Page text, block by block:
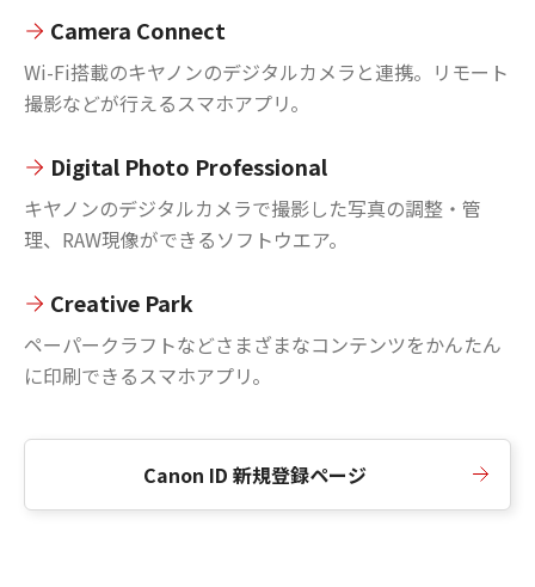
Camera Connect
Wi-Fi搭載のキヤノンのデジタルカメラと連携。リモート
撮影などが行えるスマホアプリ。
Digital Photo Professional
キヤノンのデジタルカメラで撮影した写真の調整・管
理、RAW現像ができるソフトウエア。
Creative Park
ペーパークラフトなどさまざまなコンテンツをかんたん
に印刷できるスマホアプリ。
Canon ID 新規登録ページ